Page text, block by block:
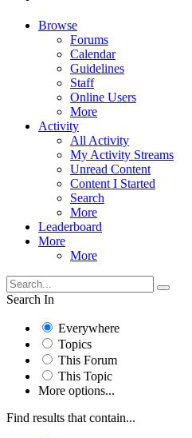
Browse
Forums
Calendar
Guidelines
Staff
Online Users
More
Activity
All Activity
My Activity Streams
Unread Content
Content I Started
Search
More
Leaderboard
More
More
Search In
Everywhere
Topics
This Forum
This Topic
More options...
Find results that contain...